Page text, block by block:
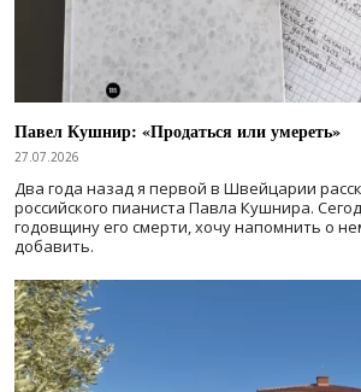
Павел Кушнир: «Продаться или умереть»
27.07.2026
Два года назад я первой в Швейцарии
российского пианиста Павла Кушнира.
годовщину его смерти, хочу напомнить о
добавить.